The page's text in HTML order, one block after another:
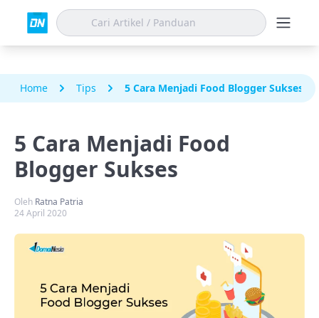
Home Tips 5 Cara Menjadi Food Blogger Sukses
5 Cara Menjadi Food
Blogger Sukses
Oleh Ratna Patria
24 April 2020